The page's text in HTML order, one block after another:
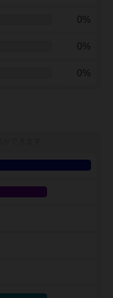
0%
0%
0%